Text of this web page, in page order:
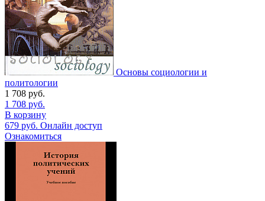
Основы социологии и
политологии
1 708 руб.
1 708 руб.
В корзину
679 руб. Онлайн доступ
Ознакомиться